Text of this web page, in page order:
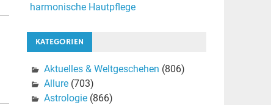
harmonische Hautpflege
KATEGORIEN
Aktuelles & Weltgeschehen (806)
Allure(703)
Astrologie(866)